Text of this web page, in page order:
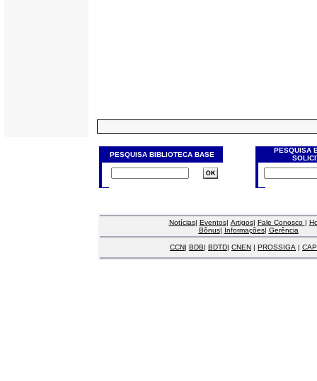
PESQUISA BIBLIOTECA BASE
PESQUISA
Notícias| Eventos| Artigos| Fale Conosco |
Bônus| Informações| Gerência
CCN| BDB| BDTD| CNEN | PROSSIGA |